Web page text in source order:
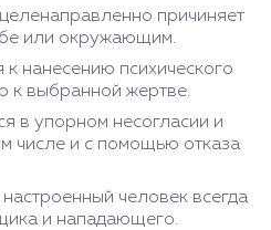
причиняет
или окружающим.
нанесению психического
выбранной жертве.
в упорном несогласии и
числе и с помощью отказа
человек всегда
и нападающего.